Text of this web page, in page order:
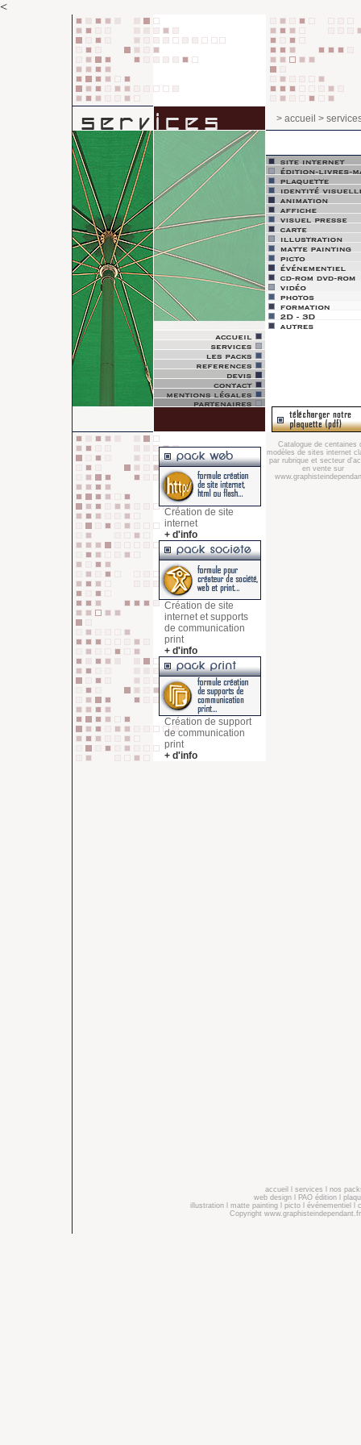
<
> accueil >
Création de site
internet
+ d'info
Création de site
internet et supports
de communication
print
+ d'info
Création de support
de communication
print
+ d'info
Catalogue de centaines
modèles de sites internet
par rubrique et secteur
en vente sur
accueil services
nos
web design
PAO édition
illustrationl matte paintingl pictol événementiel
Copyright www.graphisteindependant.fr